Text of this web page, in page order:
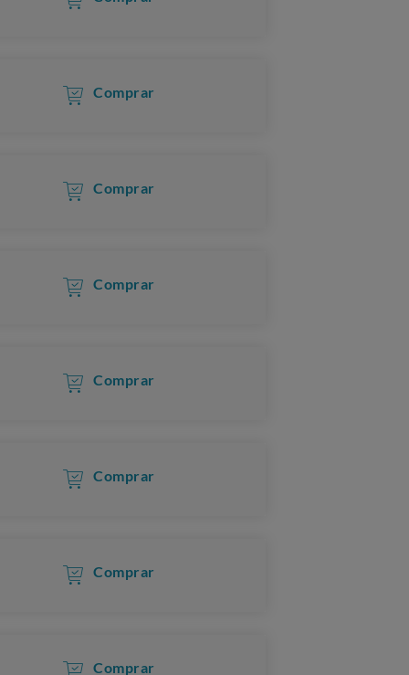
Comprar
Comprar
Comprar
Comprar
Comprar
Comprar
Comprar